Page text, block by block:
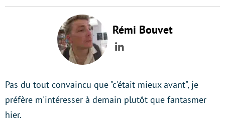
Rémi Bouvet
LinkedIn
Pas du tout convaincu que "c'était mieux avant", je
préfère m'intéresser à demain plutôt que fantasmer
hier.